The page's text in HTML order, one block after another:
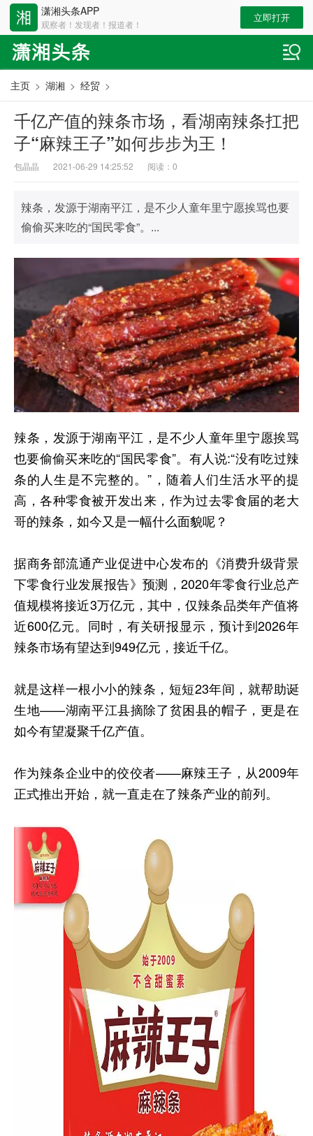
潇湘头条APP
观察者！发现者！报道者！
立即打开
主页 > 湖湘 > 经贸 >
千亿产值的辣条市场，看湖南辣条扛把
子“麻辣王子”如何步步为王！
包晶晶 2021-06-29 14:25:52 阅读： 0
辣条，发源于湖南平江，是不少人童年里宁愿挨骂也要
偷偷买来吃的“国民零食”。...
辣条，发源于湖南平江，是不少人童年里宁愿挨骂
也要偷偷买来吃的“国民零食”。有人说:“没有吃过辣
条的人生是不完整的。”，随着人们生活水平的提
高，各种零食被开发出来，作为过去零食届的老大
哥的辣条，如今又是一幅什么面貌呢？
据商务部流通产业促进中心发布的《消费升级背景
下零食行业发展报告》预测，2020年零食行业总产
值规模将接近3万亿元，其中，仅辣条品类年产值将
近600亿元。同时，有关研报显示，预计到2026年
辣条市场有望达到949亿元，接近千亿。
就是这样一根小小的辣条，短短23年间，就帮助诞
生地——湖南平江县摘除了贫困县的帽子，更是在
如今有望凝聚千亿产值。
作为辣条企业中的佼佼者——麻辣王子，从2009年
正式推出开始，就一直走在了辣条产业的前列。